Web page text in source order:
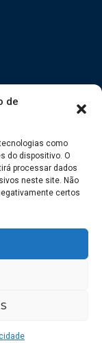
de
como
do dispositivo. O
processar dados
neste site. Não
certos